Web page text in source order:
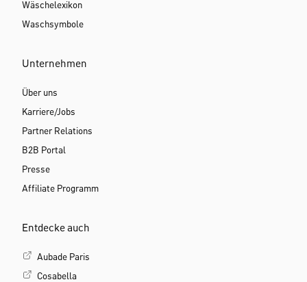
Wäschelexikon
Waschsymbole
Unternehmen
Über uns
Karriere/Jobs
Partner Relations
B2B Portal
Presse
Affiliate Programm
Entdecke auch
Aubade Paris
Cosabella